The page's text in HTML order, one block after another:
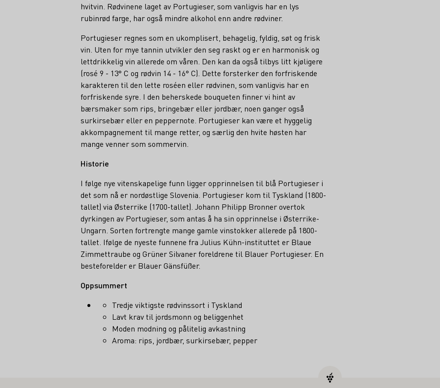
hvitvin. Rødvinene laget av Portugieser, som vanligvis har en lys
rubinrød farge, har også mindre alkohol enn andre rødviner.
Portugieser regnes som en ukomplisert, behagelig, fyldig, søt og frisk
vin. Uten for mye tannin utvikler den seg raskt og er en harmonisk og
lettdrikkelig vin allerede om våren. Den kan da også tilbys litt kjøligere
(rosé 9 - 13° C og rødvin 14 - 16° C). Dette forsterker den forfriskende
karakteren til den lette roséen eller rødvinen, som vanligvis har en
forfriskende syre. I den beherskede bouqueten finner vi hint av
bærsmaker som rips, bringebær eller jordbær, noen ganger også
surkirsebær eller en peppernote. Portugieser kan være et hyggelig
akkompagnement til mange retter, og særlig den hvite høsten har
mange venner som sommervin.
Historie
I følge nye vitenskapelige funn ligger opprinnelsen til blå Portugieser i
det som nå er nordøstlige Slovenia. Portugieser kom til Tyskland (1800-
tallet) via Østerrike (1700-tallet). Johann Philipp Bronner overtok
dyrkingen av Portugieser, som antas å ha sin opprinnelse i Østerrike-
Ungarn. Sorten fortrengte mange gamle vinstokker allerede på 1800-
tallet. Ifølge de nyeste funnene fra Julius Kühn-instituttet er Blaue
Zimmettraube og Grüner Silvaner foreldrene til Blauer Portugieser. En
besteforelder er Blauer Gänsfüßer.
Oppsummert
Tredje viktigste rødvinssort i Tyskland
Lavt krav til jordsmonn og beliggenhet
Moden modning og pålitelig avkastning
Aroma: rips, jordbær, surkirsebær, pepper